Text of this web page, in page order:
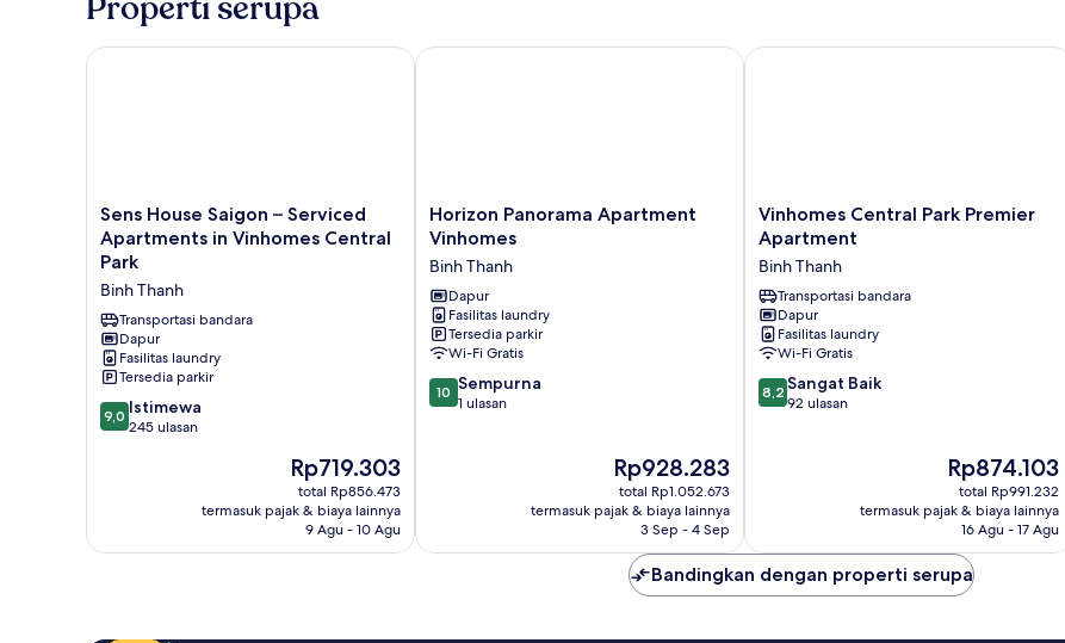
tidur
Sens
House
Saigon
–
Serviced
Apartments
in
Vinhomes
Central
Park
Binh
Sens House Saigon – Serviced
Apartments in Vinhomes Central
Park
Binh Thanh
Transportasi bandara
Dapur
Fasilitas laundry
Tersedia parkir
9.0
dari
9,0 Istimewa
245 ulasan
Harga
sekarang
Rp719.303
Rp719.303
total Rp856.473
termasuk pajak & biaya lainnya
9 Agu - 10 Agu
Sens House Saigon – Serviced Apartments in Vinhomes Central Park
Horizon
Panorama
Vinhomes
Binh
Thanh
Horizon Panorama Apartment
Vinhomes
Binh Thanh
Dapur
Fasilitas laundry
Tersedia parkir
Wi-Fi Gratis
10.0
dari
10 Sempurna
1 ulasan
Harga
sekarang
Rp928.283
Rp928.283
total Rp1.052.673
termasuk pajak & biaya lainnya
3 Sep - 4 Sep
Horizon Panorama Apartment Vinhomes
Vinhomes
Central
Park
Premier
Apartment
Binh
Thanh
Vinhomes Central Park Premier
Apartment
Binh Thanh
Transportasi bandara
Dapur
Fasilitas laundry
Wi-Fi Gratis
8.2
dari
8,2 Sangat Baik
92 ulasan
Harga
sekarang
Rp874.103
Rp874.103
total Rp991.232
termasuk pajak & biaya lainnya
16 Agu - 17 Agu
Vinhomes Central Park Premier
Bandingkan dengan properti serupa